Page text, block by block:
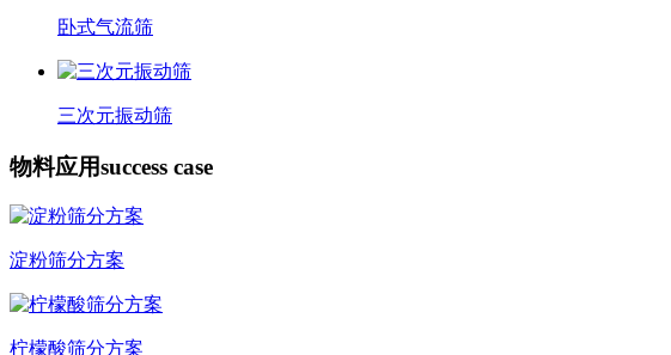
卧式气流筛
三次元振动筛
物料应用success case
淀粉筛分方案
柠檬酸筛分方案